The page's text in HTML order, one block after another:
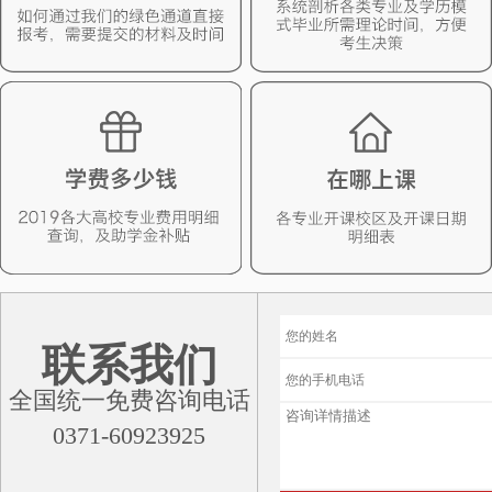
联系我们
全国统一免费咨询电话
0371-60923925